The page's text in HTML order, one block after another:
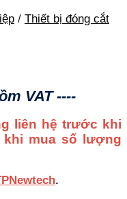
/ Thiết bị đóng cắt
VAT ----
liên hệ trước khi
khi mua số lượng
.